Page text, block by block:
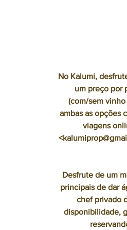
No Kalumi,
um preço por
(com/sem
ambas as opções
viagens
Desfrute de um
principais de dar
chef privado
disponibilidade,